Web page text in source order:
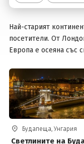
Вход
Най-старият
посетители. От
Европа е осеяна със
Будапеща, Унгария
Светлините на